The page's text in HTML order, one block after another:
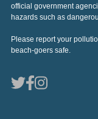
official government
hazards such as
Please report your
beach-goers safe.